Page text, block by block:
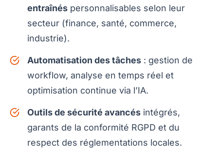
entraînés personnalisables selon leur
secteur (finance, santé, commerce,
industrie).
Automatisation des tâches : gestion de
workflow, analyse en temps réel et
optimisation continue via l’IA.
Outils de sécurité avancés intégrés,
garants de la conformité RGPD et du
respect des réglementations locales.